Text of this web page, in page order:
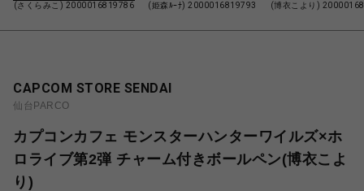
(さくらみこ) 2000016819786 (姫森ﾙｰﾅ) 2000016819793 (博衣こより)
CAPCOM STORE SENDAI
仙台PARCO
カプコンカフェ モンスターハンターワイルズ×ホ
ロライブ第2弾 チャーム付きボールペン(博衣こよ
り)